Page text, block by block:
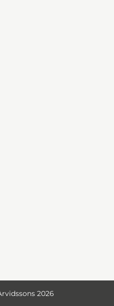
2026